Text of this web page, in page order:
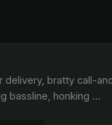
bassline, honking …